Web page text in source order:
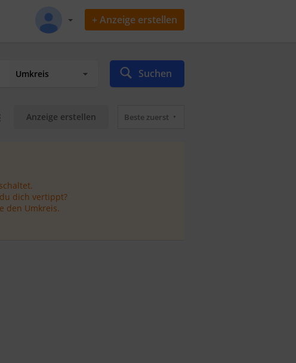
+ Anzeige erstellen
Suchen
Beste zuerst
Anzeige erstellen
dich vertippt?
den Umkreis.